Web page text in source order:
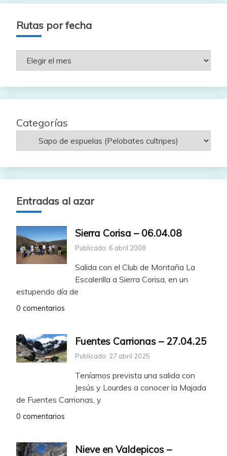
Rutas por fecha
Rutas
por
Categorías
Entradas al azar
Sierra Corisa – 06.04.08
Publicado: 6 abril 2008
Salida con el Club de Montaña La
Escalerilla a Sierra Corisa, en un
estupendo día de
0 comentarios
Fuentes Carrionas – 27.04.25
Publicado: 27 abril 2025
Teníamos prevista una salida con
Jesús y Lourdes a conocer la Majada
de Fuentes Carrionas, y
0 comentarios
Nieve en Valdepicos –